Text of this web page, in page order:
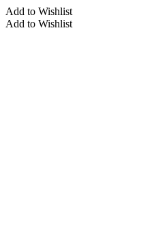
Add to Wishlist
Add to Wishlist